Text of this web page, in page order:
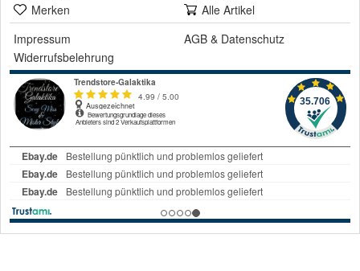
Merken
Alle Artikel
Impressum
AGB & Datenschutz
Widerrufsbelehrung